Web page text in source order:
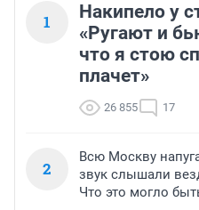
1
Накипело у
«Ругают и
что я стою
плачет»
26 855 17
2
Всю Москву
звук слышали
Что это могло